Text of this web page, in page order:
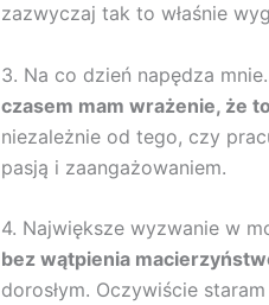
zazwyczaj tak to właśnie
3. Na co dzień napędza
czasem mam wrażenie, że
niezależnie od tego, czy
pasją i zaangażowaniem.
4. Największe wyzwanie w
bez wątpienia
dorosłym. Oczywiście